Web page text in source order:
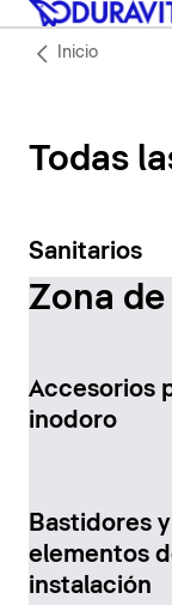
Inicio
Todas
Sanitarios
Zona
Accesorios
inodoro
Bastidores y
elementos
instalación